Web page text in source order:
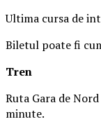
Ultima cursa de
Biletul poate fi
Tren
Ruta Gara de
minute.